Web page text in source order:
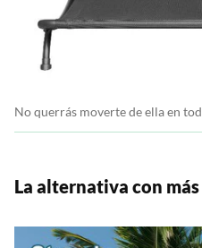
No querrás moverte de ella en
La alternativa con